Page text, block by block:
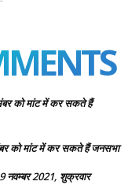
को मांट में कर सकते हैं
को मांट में कर सकते हैं जनसभा
2021, शुक्रवार